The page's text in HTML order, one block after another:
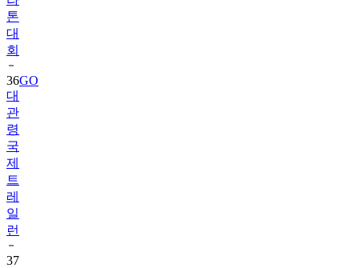
톤
대
회
36GO
대
관
령
국
제
트
레
일
런
37